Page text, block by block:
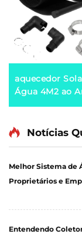
aquecedor
Água 4M2 ao
Aquecimento
Notícias
Melhor Sistema de
Proprietários e
Entendendo